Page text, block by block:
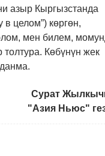
азыр Кыргызстанда
целом”) көргөн,
мен билем,
Көбүнүн жек
Сурат
"Азия Ньюс"